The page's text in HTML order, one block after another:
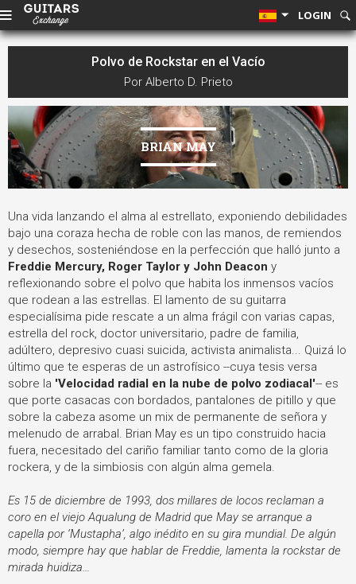
LOGIN
Polvo de Rockstar en el Vacío
Por Alberto D. Prieto
BRIAN MAY
Una vida lanzando el alma al estrellato, exponiendo debilidades
bajo una coraza hecha de roble con las manos, de remiendos
y desechos, sosteniéndose en la perfección que halló junto a
Freddie Mercury, Roger Taylor y John Deacon y
reflexionando sobre el polvo que habita los inmensos vacíos
que rodean a las estrellas. El lamento de su guitarra
especialísima pide rescate a un alma frágil con varias capas,
estrella del rock, doctor universitario, padre de familia,
adúltero, depresivo cuasi suicida, activista animalista... Quizá lo
último que te esperas de un astrofísico --cuya tesis versa
sobre la 'Velocidad radial en la nube de polvo zodiacal'-- es
que porte casacas con bordados, pantalones de pitillo y que
sobre la cabeza asome un mix de permanente de señora y
melenudo de arrabal. Brian May es un tipo construido hacia
fuera, necesitado del cariño familiar tanto como de la gloria
rockera, y de la simbiosis con algún alma gemela.
Es 15 de diciembre de 1993, dos millares de locos reclaman a
coro en el viejo Aqualung de Madrid que May se arranque a
capella por ‘Mustapha’, algo inédito en su gira mundial. De algún
modo, siempre hay que hablar de Freddie, lamenta la rockstar de
mirada huidiza...